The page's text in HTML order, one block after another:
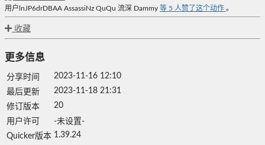
用户lnJP6drDBAA AssassiNz QuQu 流深 Dammy 等 5 人赞了这个动作 。
收藏
更多信息
分享时间
2023-11-16 12:10
最后更新
2023-11-18 21:31
修订版本
20
用户许可
-未设置-
Quicker版本 1.39.24